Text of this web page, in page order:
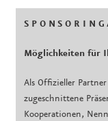
S P O N S O R I N G
Möglichkeiten für
Als Offizieller
zugeschnittene
Kooperationen,